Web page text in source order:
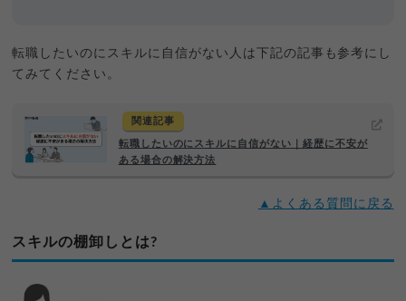
転職したいのにスキルに自信がない人は下記の記事も参考にし
てみてください。
関連記事
転職したいのにスキルに自信がない｜経歴に不安が
ある場合の解決方法
▲よくある質問に戻る
スキルの棚卸しとは?